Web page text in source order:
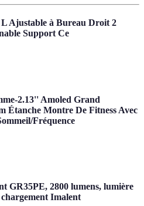
Ajustable à Bureau Droit 2
Support Ce
2.13'' Amoled Grand
Étanche Montre De Fitness Avec
Fréquence
GR35PE, 2800 lumens, lumière
Imalent